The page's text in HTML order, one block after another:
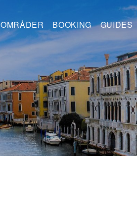
OMRÅDER BOOKING GUIDES